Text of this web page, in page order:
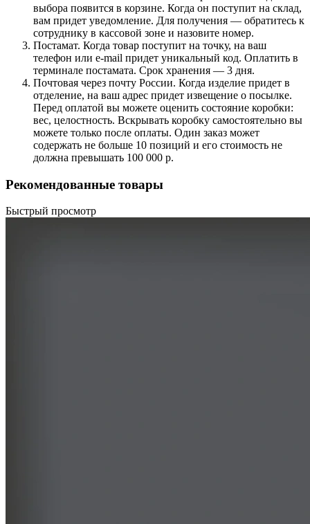
выбора появится в корзине. Когда он поступит на склад,
вам придет уведомление. Для получения — обратитесь к
сотруднику в кассовой зоне и назовите номер.
Постамат. Когда товар поступит на точку, на ваш
телефон или e-mail придет уникальный код. Оплатить в
терминале постамата. Срок хранения — 3 дня.
Почтовая через почту России. Когда изделие придет в
отделение, на ваш адрес придет извещение о посылке.
Перед оплатой вы можете оценить состояние коробки:
вес, целостность. Вскрывать коробку самостоятельно вы
можете только после оплаты. Один заказ может
содержать не больше 10 позиций и его стоимость не
должна превышать 100 000 р.
Рекомендованные товары
Быстрый просмотр